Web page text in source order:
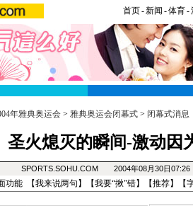
首页-新闻 -体育-
年雅典奥运会> 雅典奥运会闭幕式> 闭幕式消息
圣火熄灭的瞬间-激动因
SPORTS.SOHU.COM 2004年08月30日
功能 【我来说两句 】【我要“揪”错】【推荐】【